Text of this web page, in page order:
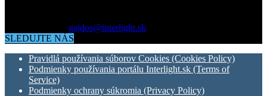
gajdos@interlight.sk
SLEDUJTE NÁS
Pravidlá používania súborov Cookies (Cookies Policy)
Podmienky používania portálu Interlight.sk (Terms of
Service)
Podmienky ochrany súkromia (Privacy Policy)